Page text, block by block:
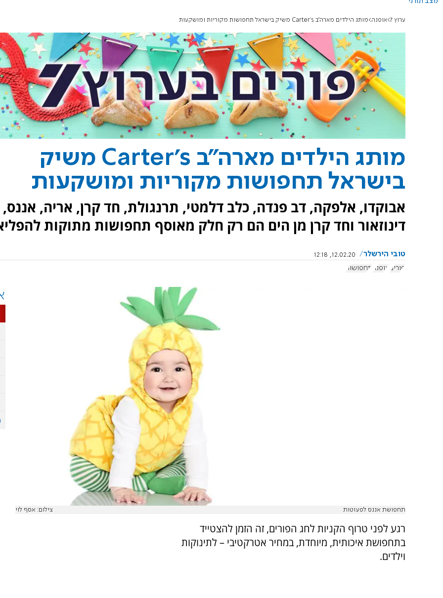
ערוץ 7 אופנה מותג הילדים מארה"ב Carter's משיק בישראל תחפושות מקוריות ומושקעות
מותג הילדים מארה"ב Carter's משיק
בישראל תחפושות מקוריות ומושקעות
אבוקדו, אלפקה, דב פנדה, כלב דלמטי, תרנגולת, חד קרן, אריה, אננס,
דינוזאור וחד קרן מן הים הם רק חלק מאוסף תחפושות מתוקות
טובי הירשלר
12.02.20, 12:18
פורים אופנה תחפושות
תחפושת אננס לפעוטות צילום: אסף לוי
רגע לפני טרוף הקניות לחג הפורים, זה הזמן להצטייד
בתחפושת איכותית, מיוחדת, במחיר אטרקטיבי – לתינוקות
וילדים.